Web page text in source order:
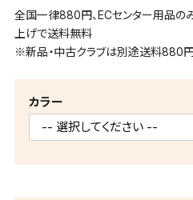
全国一律880円、ECセンター用品
上げで送料無料
※新品・中古クラブは別途送料880
カラー